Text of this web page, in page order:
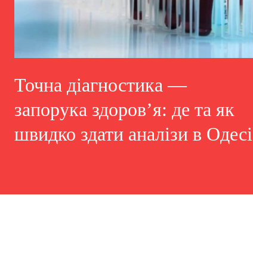
Точна діагностика —
запорука здоров’я: де та як
швидко здати аналізи в Одесі